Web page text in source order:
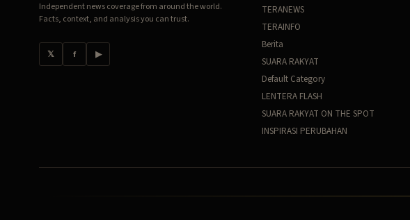
Independent news coverage from around the world.
Facts, context, and analysis you can trust.
𝕏 f ▶
TERANEWS
TERAINFO
Berita
SUARA RAKYAT
Default Category
LENTERA FLASH
SUARA RAKYAT ON THE SPOT
INSPIRASI PERUBAHAN